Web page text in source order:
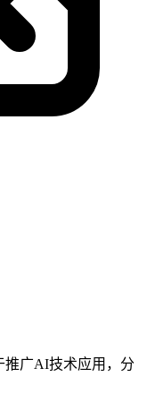
推广AI技术应用，分